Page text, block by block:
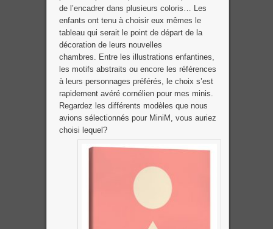
de l’encadrer dans plusieurs coloris… Les
enfants ont tenu à choisir eux mêmes le
tableau qui serait le point de départ de la
décoration de leurs nouvelles
chambres. Entre les illustrations enfantines,
les motifs abstraits ou encore les références
à leurs personnages préférés, le choix s’est
rapidement avéré cornélien pour mes minis.
Regardez les différents modèles que nous
avions sélectionnés pour MiniM, vous auriez
choisi lequel?